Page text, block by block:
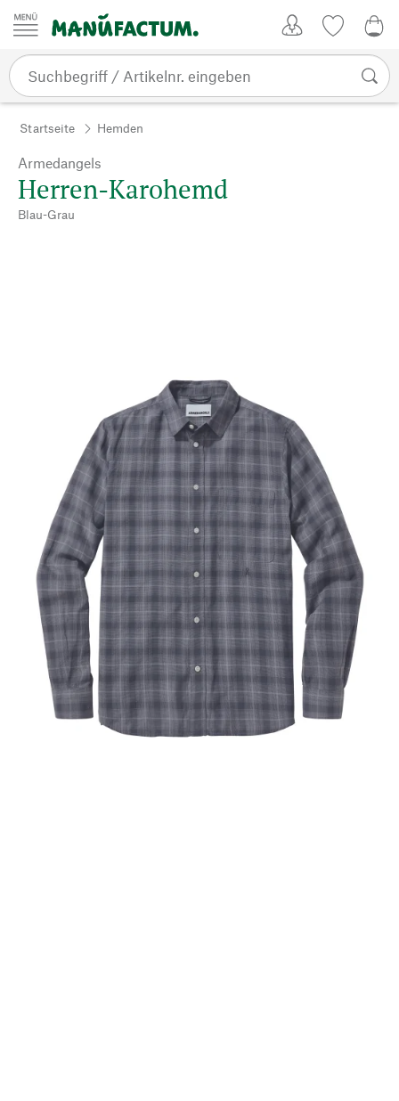
Zum Inhalt springen
Startseite Hemden
Armedangels
Herren-Karohemd
Blau-Grau